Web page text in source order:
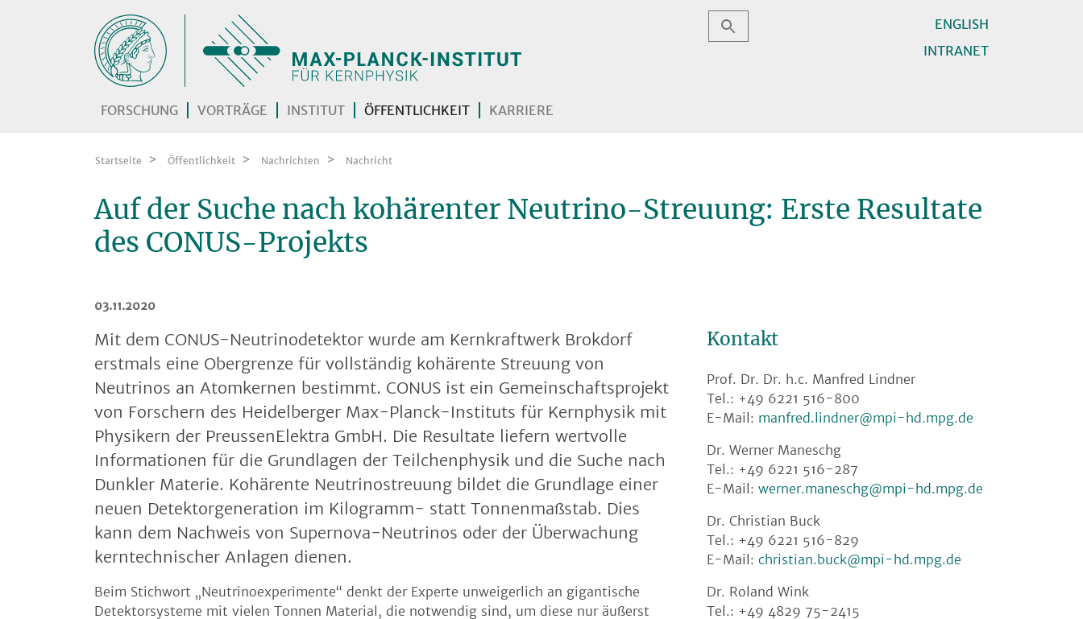
ENGLISH
INTRANET
FORSCHUNG VORTRÄGE INSTITUT ÖFFENTLICHKEIT KARRIERE
Startseite Öffentlichkeit Nachrichten Nachricht
Auf der Suche nach kohärenter Neutrino-Streuung: Erste Resultate
des CONUS-Projekts
03.11.2020
Mit dem CONUS-Neutrinodetektor wurde am Kernkraftwerk Brokdorf
erstmals eine Obergrenze für vollständig kohärente Streuung von
Neutrinos an Atomkernen bestimmt. CONUS ist ein Gemeinschaftsprojekt
von Forschern des Heidelberger Max-Planck-Instituts für Kernphysik mit
Physikern der PreussenElektra GmbH. Die Resultate liefern wertvolle
Informationen für die Grundlagen der Teilchenphysik und die Suche nach
Dunkler Materie. Kohärente Neutrinostreuung bildet die Grundlage einer
neuen Detektorgeneration im Kilogramm- statt Tonnenmaßstab. Dies
kann dem Nachweis von Supernova-Neutrinos oder der Überwachung
kerntechnischer Anlagen dienen.
Beim Stichwort „Neutrinoexperimente“ denkt der Experte unweigerlich an gigantische
Detektorsysteme mit vielen Tonnen Material, die notwendig sind, um diese nur äußerst
Kontakt
Prof. Dr. Dr. h.c. Manfred Lindner
Tel.: +49 6221 516-800
E-Mail: manfred.lindner@mpi-hd.mpg.de
Dr. Werner Maneschg
Tel.: +49 6221 516-287
E-Mail: werner.maneschg@mpi-hd.mpg.de
Dr. Christian Buck
Tel.: +49 6221 516-829
E-Mail: christian.buck@mpi-hd.mpg.de
Dr. Roland Wink
Tel.: +49 4829 75-2415